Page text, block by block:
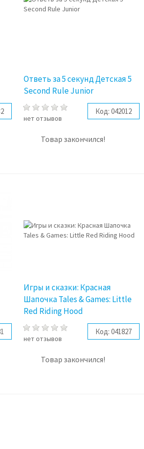
Ответь за 5 секунд Детская 5
Second Rule Junior
нет отзывов
Код: 042012
Товар закончился!
Игры и сказки: Красная
Шапочка Tales & Games: Little
Red Riding Hood
нет отзывов
Код: 041827
Товар закончился!